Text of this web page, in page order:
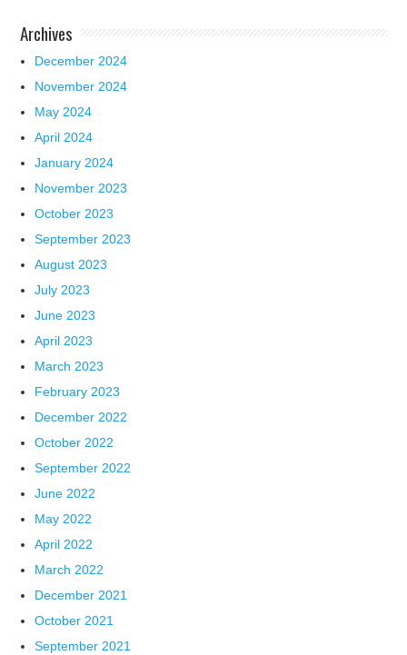
Archives
December 2024
November 2024
May 2024
April 2024
January 2024
November 2023
October 2023
September 2023
August 2023
July 2023
June 2023
April 2023
March 2023
February 2023
December 2022
October 2022
September 2022
June 2022
May 2022
April 2022
March 2022
December 2021
October 2021
September 2021